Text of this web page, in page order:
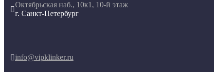

Октябрьская наб., 10к1, 10-й этаж
г. Санкт-Петербург
info@vipklinker.ru